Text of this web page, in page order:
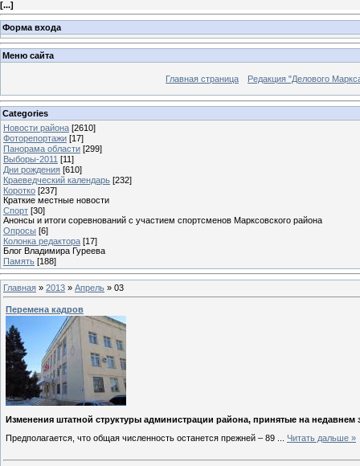
[...]
Форма входа
Меню сайта
Главная страница Редакция "Делового
Categories
Новости района [2610]
Фоторепортажи [17]
Панорама области [299]
Выборы-2011 [11]
Дни рождения [610]
Краеведческий календарь [232]
Коротко [237]
Краткие местные новости
Спорт [30]
Анонсы и итоги соревнований с участием спортсменов Марксовского района
Опросы [6]
Колонка редактора [17]
Блог Владимира Гуреева
Память [188]
Главная » 2013 » Апрель » 03
Перемена кадров
Изменения штатной структуры администрации района, принятые на недавнем
Предполагается, что общая численность останется прежней – 89
Читать дальше »